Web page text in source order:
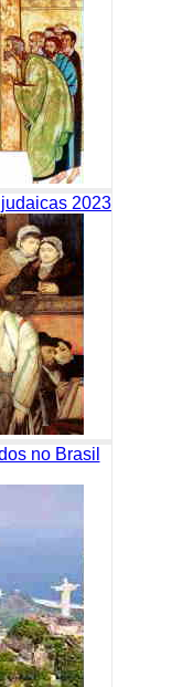
2023
no Brasil